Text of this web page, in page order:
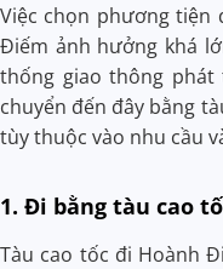
Việc chọn phương tiện
Điếm ảnh hưởng khá
thống giao thông
chuyển đến đây bằng
tùy thuộc vào nhu cầu
1. Đi bằng tàu cao
Tàu cao tốc đi Hoành